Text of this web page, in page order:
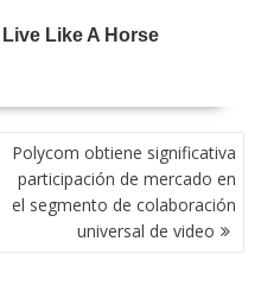
Polycom obtiene significativa
participación de mercado en
el segmento de colaboración
universal de video